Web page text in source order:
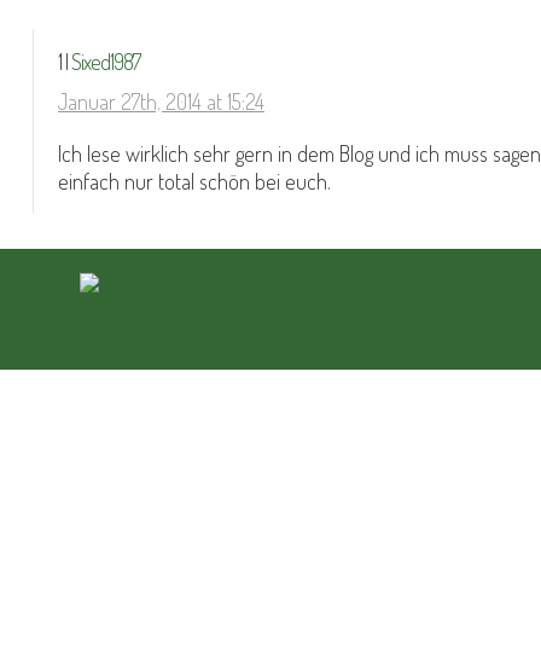
1 |Sixed1987
Januar 27th, 2014 at 15:24
Ich lese wirklich sehr gern in dem Blog und ich muss
einfach nur total schön bei euch.